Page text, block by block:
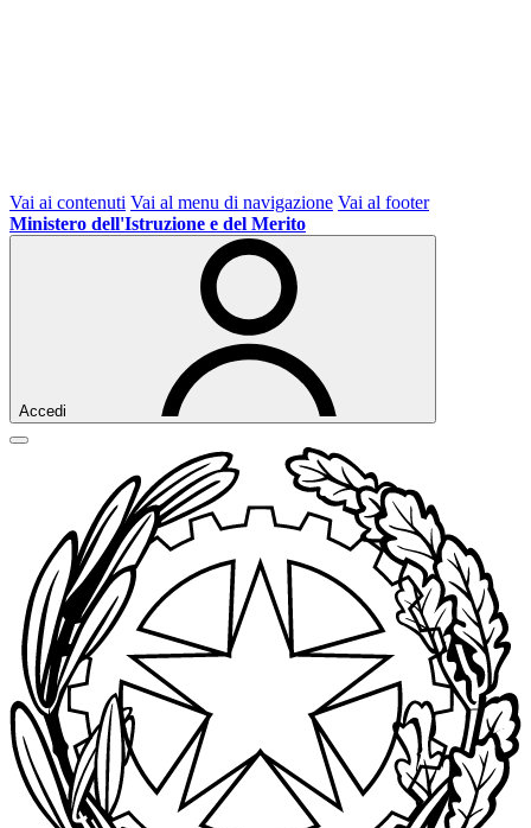
Vai ai contenuti Vai al menu di navigazione Vai al footer
Ministero dell'Istruzione e del Merito
Accedi